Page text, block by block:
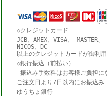
◇クレジットカード
JCB、AMEX、VISA、 MASTER
NICOS、DC
以上のクレジットカードが御利
◇銀行振込（前払い）
振込み手数料はお客様ご負担に
ご注文日より7日以内にお振込み
ゆうちょ銀行